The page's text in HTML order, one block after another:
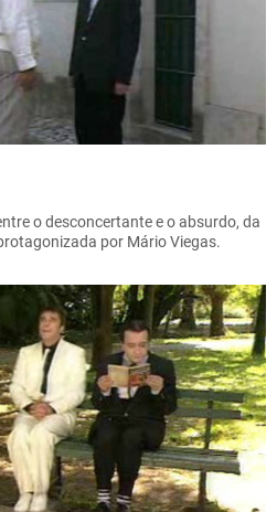
o desconcertante e o absurdo, da
por Mário Viegas.